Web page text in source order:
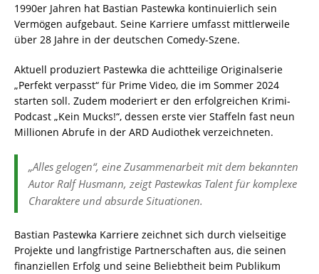
1990er Jahren hat Bastian Pastewka kontinuierlich sein
Vermögen aufgebaut. Seine Karriere umfasst mittlerweile
über 28 Jahre in der deutschen Comedy-Szene.
Aktuell produziert Pastewka die achtteilige Originalserie
„Perfekt verpasst“ für Prime Video, die im Sommer 2024
starten soll. Zudem moderiert er den erfolgreichen Krimi-
Podcast „Kein Mucks!“, dessen erste vier Staffeln fast neun
Millionen Abrufe in der ARD Audiothek verzeichneten.
„Alles gelogen“, eine Zusammenarbeit mit dem bekannten
Autor Ralf Husmann, zeigt Pastewkas Talent für komplexe
Charaktere und absurde Situationen.
Bastian Pastewka Karriere zeichnet sich durch vielseitige
Projekte und langfristige Partnerschaften aus, die seinen
finanziellen Erfolg und seine Beliebtheit beim Publikum